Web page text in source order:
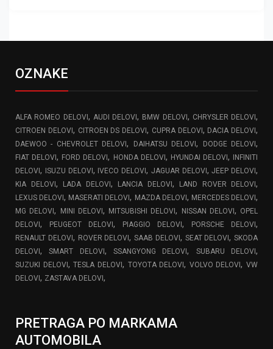
OZNAKE
ALFA ROMEO DELOVI , AUDI DELOVI , BMW DELOVI , CHRYSLER DELOVI ,
CITROEN DELOVI , CITROEN DS DELOVI , CUPRA DELOVI , DACIA DELOVI ,
DAEWOO - CHEVROLET DELOVI, DAIHATSU DELOVI, DODGE DELOVI,
FIAT DELOVI, FORD DELOVI, HONDA DELOVI , HYUNDAI DELOVI ,
INFINITI
DELOVI , ISUZU DELOVI , IVECO DELOVI , JAGUAR DELOVI ,JEEP DELOVI ,
KIA DELOVI , LADA DELOVI , LANCIA DELOVI , LAND ROVER DELOVI ,
LEXUS DELOVI, MASERATI DELOVI, MAZDA DELOVI , MERCEDES DELOVI,
MG DELOVI, MINI DELOVI , MITSUBISHI DELOVI, NISSAN DELOVI , OPEL
DELOVI , PEUGEOT DELOVI , PIAGGIO DELOVI , PORSCHE DELOVI ,
RENAULT DELOVI , ROVER DELOVI, SAAB DELOVI , SEAT DELOVI, SKODA
DELOVI ,SMART DELOVI ,SSANGYONG DELOVI, SUBARU DELOVI,
SUZUKI DELOVI ,TESLA DELOVI , TOYOTA DELOVI, VOLVO DELOVI, VW
DELOVI , ZASTAVA DELOVI ,
PRETRAGA PO MARKAMA
AUTOMOBILA